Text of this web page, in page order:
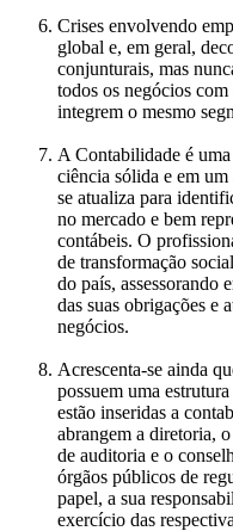
Crises envolvendo
global e, em geral,
conjunturais, mas
todos os negócios
integrem o mesmo
A Contabilidade é
ciência sólida e em
se atualiza para
no mercado e bem
contábeis. O
de transformação
do país, assessorando
das suas obrigações e
negócios.
Acrescenta-se ainda
possuem uma
estão inseridas a
abrangem a diretoria,
de auditoria e o
órgãos públicos de
papel, a sua
exercício das